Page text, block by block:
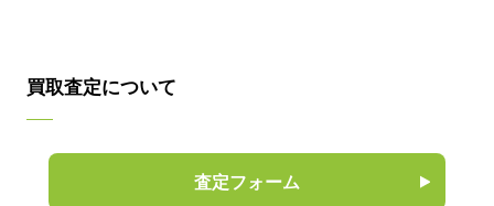
買取査定について
査定フォーム